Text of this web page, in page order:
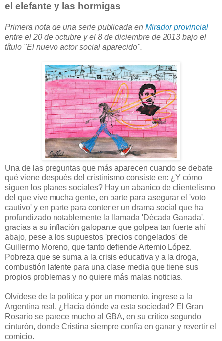
el elefante y las hormigas
Primera nota de una serie publicada en Mirador provincial
entre el 20 de octubre y el 8 de diciembre de 2013 bajo el
título "El nuevo actor social aparecido".
Una de las preguntas que más aparecen cuando se debate
qué viene después del cristinismo consiste en: ¿Y cómo
siguen los planes sociales? Hay un abanico de clientelismo
del que vive mucha gente, en parte para asegurar el 'voto
cautivo' y en parte para contener un drama social que ha
profundizado notablemente la llamada 'Década Ganada',
gracias a su inflación galopante que golpea tan fuerte ahí
abajo, pese a los supuestos 'precios congelados' de
Guillermo Moreno, que tanto defiende Artemio López.
Pobreza que se suma a la crisis educativa y a la droga,
combustión latente para una clase media que tiene sus
propios problemas y no quiere más malas noticias.
Olvídese de la política y por un momento, ingrese a la
Argentina real. ¿Hacia dónde va esta sociedad? El Gran
Rosario se parece mucho al GBA, en su crítico segundo
cinturón, donde Cristina siempre confía en ganar y revertir el
comicio.